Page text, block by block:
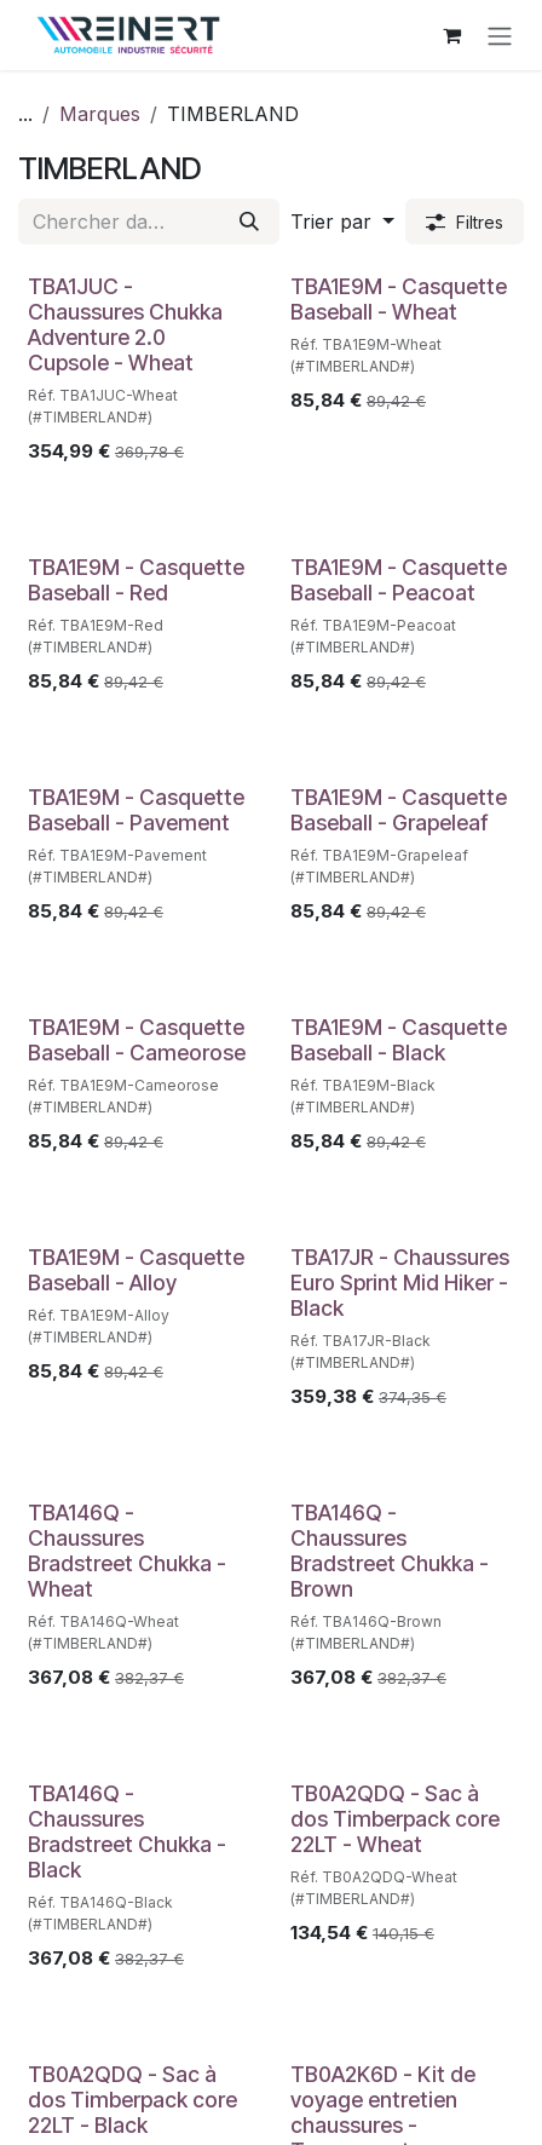
Se rendre au contenu
... Marques TIMBERLAND
TIMBERLAND
Trier par Filtres
TBA1JUC -
Chaussures Chukka
Adventure 2.0
Cupsole - Wheat
Réf. TBA1JUC-Wheat
(#TIMBERLAND#)
354,99 € 369,78€
TBA1E9M - Casquette
Baseball - Wheat
Réf. TBA1E9M-Wheat
(#TIMBERLAND#)
85,84€ 89,42€
TBA1E9M - Casquette
Baseball - Red
Réf. TBA1E9M-Red
(#TIMBERLAND#)
85,84 € 89,42€
TBA1E9M - Casquette
Baseball - Peacoat
Réf. TBA1E9M-Peacoat
(#TIMBERLAND#)
85,84€ 89,42€
TBA1E9M - Casquette
Baseball - Pavement
Réf. TBA1E9M-Pavement
(#TIMBERLAND#)
85,84 € 89,42€
TBA1E9M - Casquette
Baseball - Grapeleaf
Réf. TBA1E9M-Grapeleaf
(#TIMBERLAND#)
85,84€ 89,42€
TBA1E9M - Casquette
Baseball - Cameorose
Réf. TBA1E9M-Cameorose
(#TIMBERLAND#)
85,84 € 89,42€
TBA1E9M - Casquette
Baseball - Black
Réf. TBA1E9M-Black
(#TIMBERLAND#)
85,84€ 89,42€
TBA1E9M - Casquette
Baseball - Alloy
Réf. TBA1E9M-Alloy
(#TIMBERLAND#)
85,84 € 89,42€
TBA17JR - Chaussures
Euro Sprint Mid Hiker -
Black
Réf. TBA17JR-Black
(#TIMBERLAND#)
359,38€ 374,35€
TBA146Q -
Chaussures
Bradstreet Chukka -
Wheat
Réf. TBA146Q-Wheat
(#TIMBERLAND#)
367,08 € 382,37€
TBA146Q -
Chaussures
Bradstreet Chukka -
Brown
Réf. TBA146Q-Brown
(#TIMBERLAND#)
367,08€ 382,37€
TBA146Q -
Chaussures
Bradstreet Chukka -
Black
Réf. TBA146Q-Black
(#TIMBERLAND#)
367,08 € 382,37€
TB0A2QDQ - Sac à
dos Timberpack core
22LT - Wheat
Réf. TB0A2QDQ-Wheat
(#TIMBERLAND#)
134,54€ 140,15€
TB0A2QDQ - Sac à
dos Timberpack core
22LT - Black
TB0A2K6D - Kit de
voyage entretien
chaussures -